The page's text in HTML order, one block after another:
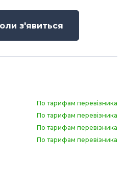
з'явиться
По тарифам перевізника
По тарифам перевізника
По тарифам перевізника
По тарифам перевізника